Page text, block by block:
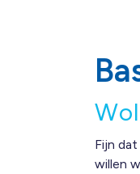
Fijn
willen